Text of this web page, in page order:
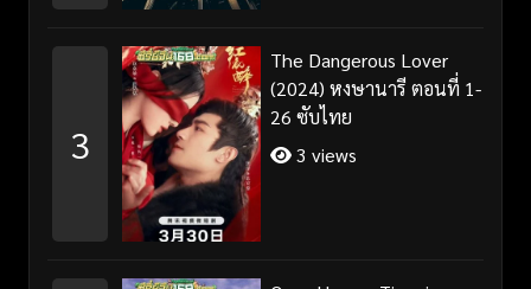
3
The Dangerous Lover
(2024) หงษานารี ตอนที่ 1-
26 ซับไทย
3 views